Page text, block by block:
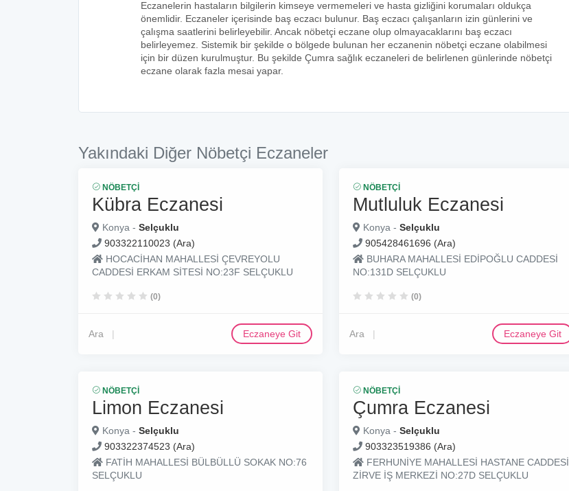
Eczanelerin hastaların bilgilerin kimseye vermemeleri ve hasta gizliğini korumaları oldukça
önemlidir. Eczaneler içerisinde baş eczacı bulunur. Baş eczacı çalışanların izin günlerini ve
çalışma saatlerini belirleyebilir. Ancak nöbetçi eczane olup olmayacaklarını baş eczacı
belirleyemez. Sistemik bir şekilde o bölgede bulunan her eczanenin nöbetçi eczane olabilmesi
için bir düzen kurulmuştur. Bu şekilde Çumra sağlık eczaneleri de belirlenen günlerinde nöbetçi
eczane olarak fazla mesai yapar.
Yakındaki Diğer Nöbetçi Eczaneler
NÖBETÇI
Kübra Eczanesi
Konya - Selçuklu
903322110023 (Ara)
HOCACİHAN MAHALLESİ ÇEVREYOLU
CADDESİ ERKAM SİTESİ NO:23F SELÇUKLU
(0)
Ara Eczaneye Git
NÖBETÇI
Mutluluk Eczanesi
Konya - Selçuklu
905428461696 (Ara)
BUHARA MAHALLESİ EDİPOĞLU CADDESİ
NO:131D SELÇUKLU
(0)
Ara Eczaneye Git
NÖBETÇI
Limon Eczanesi
Konya - Selçuklu
903322374523 (Ara)
FATİH MAHALLESİ BÜLBÜLLÜ SOKAK NO:76
SELÇUKLU
NÖBETÇI
Çumra Eczanesi
Konya - Selçuklu
903323519386 (Ara)
FERHUNİYE MAHALLESİ HASTANE CADDESİ
ZİRVE İŞ MERKEZİ NO:27D SELÇUKLU